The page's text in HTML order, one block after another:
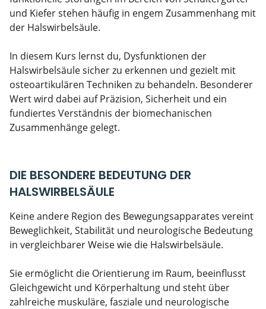
und Kiefer stehen häufig in engem Zusammenhang mit
der Halswirbelsäule.
In diesem Kurs lernst du, Dysfunktionen der
Halswirbelsäule sicher zu erkennen und gezielt mit
osteoartikulären Techniken zu behandeln. Besonderer
Wert wird dabei auf Präzision, Sicherheit und ein
fundiertes Verständnis der biomechanischen
Zusammenhänge gelegt.
DIE BESONDERE BEDEUTUNG DER
HALSWIRBELSÄULE
Keine andere Region des Bewegungsapparates vereint
Beweglichkeit, Stabilität und neurologische Bedeutung
in vergleichbarer Weise wie die Halswirbelsäule.
Sie ermöglicht die Orientierung im Raum, beeinflusst
Gleichgewicht und Körperhaltung und steht über
zahlreiche muskuläre, fasziale und neurologische